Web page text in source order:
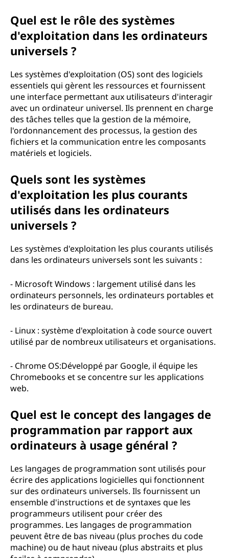
Quel est le rôle des systèmes
d'exploitation dans les ordinateurs
universels ?
Les systèmes d'exploitation (OS) sont des logiciels
essentiels qui gèrent les ressources et fournissent
une interface permettant aux utilisateurs d'interagir
avec un ordinateur universel. Ils prennent en charge
des tâches telles que la gestion de la mémoire,
l'ordonnancement des processus, la gestion des
fichiers et la communication entre les composants
matériels et logiciels.
Quels sont les systèmes
d'exploitation les plus courants
utilisés dans les ordinateurs
universels ?
Les systèmes d'exploitation les plus courants utilisés
dans les ordinateurs universels sont les suivants :
- Microsoft Windows : largement utilisé dans les
ordinateurs personnels, les ordinateurs portables et
les ordinateurs de bureau.
- Linux : système d'exploitation à code source ouvert
utilisé par de nombreux utilisateurs et organisations.
- Chrome OS:Développé par Google, il équipe les
Chromebooks et se concentre sur les applications
web.
Quel est le concept des langages de
programmation par rapport aux
ordinateurs à usage général ?
Les langages de programmation sont utilisés pour
écrire des applications logicielles qui fonctionnent
sur des ordinateurs universels. Ils fournissent un
ensemble d'instructions et de syntaxes que les
programmeurs utilisent pour créer des
programmes. Les langages de programmation
peuvent être de bas niveau (plus proches du code
machine) ou de haut niveau (plus abstraits et plus